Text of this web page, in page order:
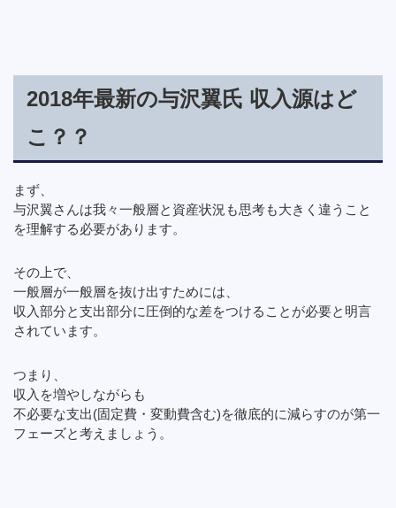
2018年最新の与沢翼氏 収入源はど
こ？？
まず、
与沢翼さんは我々一般層と資産状況も思考も大きく違うこと
を理解する必要があります。
その上で、
一般層が一般層を抜け出すためには、
収入部分と支出部分に圧倒的な差をつけることが必要と明言
されています。
つまり、
収入を増やしながらも
不必要な支出(固定費・変動費含む)を徹底的に減らすのが第一
フェーズと考えましょう。